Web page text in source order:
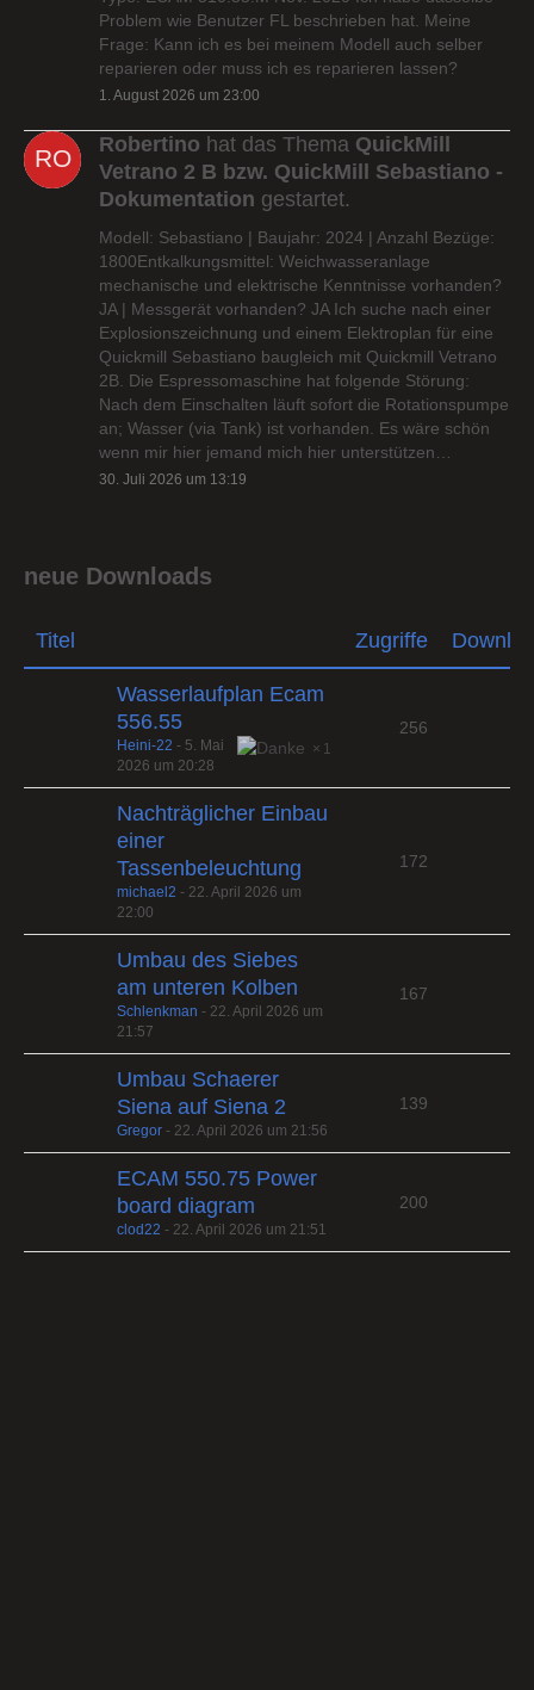
Problem wie Benutzer FL beschrieben hat. Meine
Frage: Kann ich es bei meinem Modell auch selber
reparieren oder muss ich es reparieren lassen?
1. August 2026 um 23:00
Robertino hat das Thema QuickMill
Vetrano 2 B bzw. QuickMill Sebastiano -
Dokumentation gestartet.
Modell: Sebastiano | Baujahr: 2024 | Anzahl Bezüge:
1800Entkalkungsmittel: Weichwasseranlage
mechanische und elektrische Kenntnisse vorhanden?
JA | Messgerät vorhanden? JA Ich suche nach einer
Explosionszeichnung und einem Elektroplan für eine
Quickmill Sebastiano baugleich mit Quickmill Vetrano
2B. Die Espressomaschine hat folgende Störung:
Nach dem Einschalten läuft sofort die Rotationspumpe
an; Wasser (via Tank) ist vorhanden. Es wäre schön
wenn mir hier jemand mich hier unterstützen…
30. Juli 2026 um 13:19
neue Downloads
Titel Zugriffe
Wasserlaufplan Ecam
556.55
1
Heini-22 - 5. Mai
2026 um 20:28
256
Nachträglicher Einbau
einer
Tassenbeleuchtung
michael2 - 22. April 2026 um
22:00
172
Umbau des Siebes
am unteren Kolben
Schlenkman - 22. April 2026 um
21:57
167
Umbau Schaerer
Siena auf Siena 2
Gregor - 22. April 2026 um 21:56
139
ECAM 550.75 Power
board diagram
clod22 - 22. April 2026 um 21:51
200